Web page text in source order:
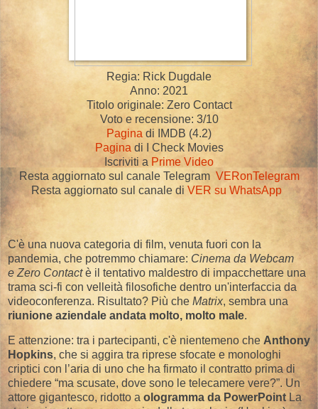
Regia: Rick Dugdale
Anno: 2021
Titolo originale: Zero Contact
Voto e recensione: 3/10
Pagina di IMDB (4.2)
Pagina di I Check Movies
Iscriviti a Prime Video
Resta aggiornato sul canale Telegram VERonTelegram
Resta aggiornato sul canale di VER su WhatsApp
C'è una nuova categoria di film, venuta fuori con la
pandemia, che potremmo chiamare: Cinema da Webcam
e Zero Contactè il tentativo maldestro di impacchettare una
trama sci-fi con velleità filosofiche dentro un'interfaccia da
videoconferenza. Risultato? Più che Matrix, sembra una
riunione aziendale andata molto, molto male.
E attenzione: tra i partecipanti, c'è nientemeno che Anthony
Hopkins, che si aggira tra riprese sfocate e monologhi
criptici con l’aria di uno che ha firmato il contratto prima di
chiedere “ma scusate, dove sono le telecamere vere?”. Un
attore gigantesco, ridotto a ologramma da PowerPoint La